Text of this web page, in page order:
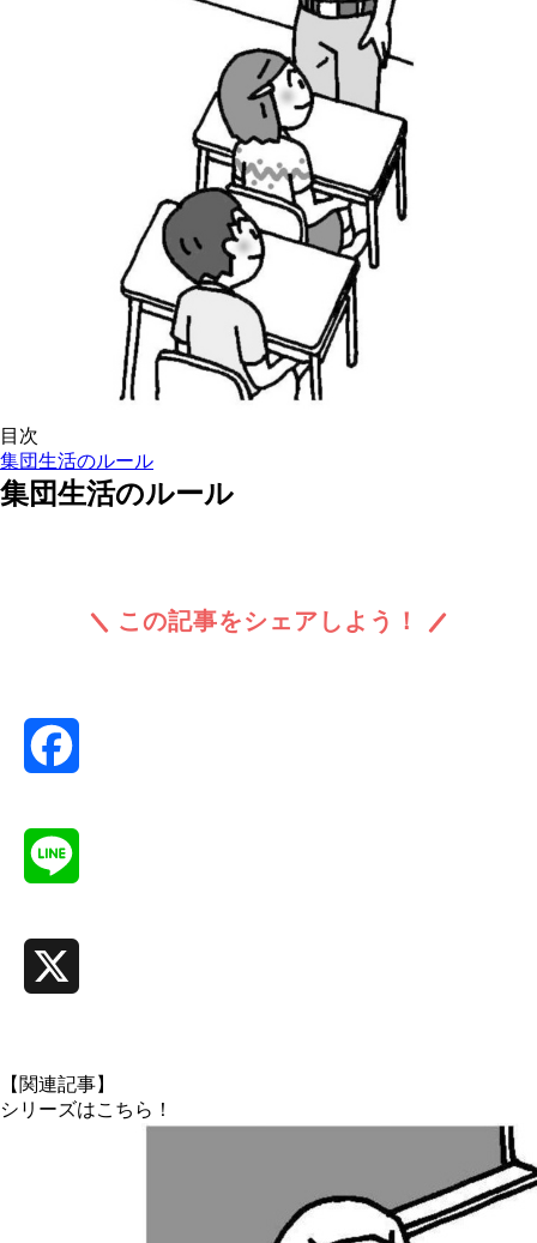
目次
集団生活のルール
集団生活のルール
この記事をシェアしよう！
【関連記事】
シリーズはこちら！